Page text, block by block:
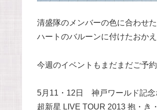
清盛隊のメンバーの色に合わせ
ハートのバルーンに付けたおか
今週のイベントもまだまだご予約
5月11・12日 神戸ワールド記念
超新星 LIVE TOUR 2013 抱・き